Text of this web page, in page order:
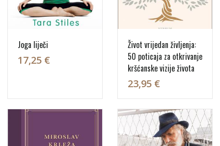
Joga liječi
17,25 €
Život vrijedan življenja:
50 poticaja za otkrivanje
kršćanske vizije života
23,95 €